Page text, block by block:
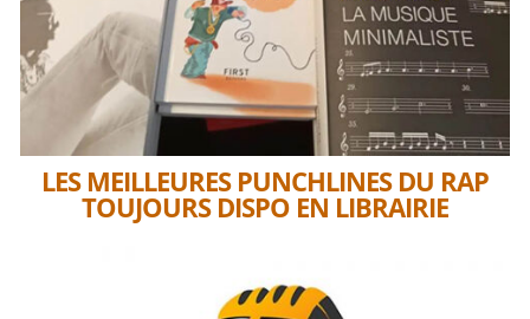
LES MEILLEURES PUNCHLINES DU RAP
TOUJOURS DISPO EN LIBRAIRIE